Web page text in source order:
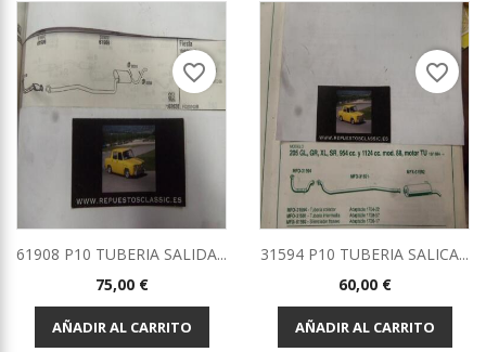
61908 P10 TUBERIA SALIDA...
Precio
75,00 €
AÑADIR AL CARRITO
favorite_border
31594 P10 TUBERIA SALICA...
Precio
60,00 €
AÑADIR AL CARRITO
favorite_border